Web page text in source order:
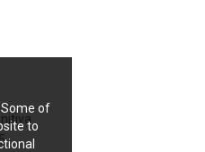
Some of
to